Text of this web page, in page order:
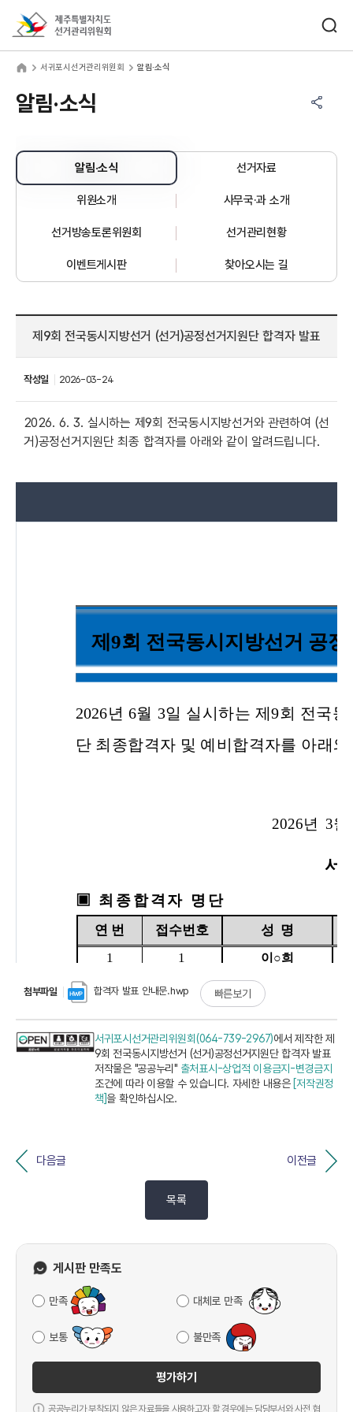
서귀포시선거관리위원회 알림·소식
알림·소식
알림·소식 선거자료
위원소개 사무국·과 소개
선거방송토론위원회 선거관리현황
이벤트게시판 찾아오시는 길
제9회 전국동시지방선거 (선거)공정선거지원단 합격자 발표
작성일 2026-03-24
2026. 6. 3. 실시하는 제9회 전국동시지방선거와 관련하여 (선
거 )공정선거지원단 최종 합격자를 아래와 같이 알려드립니다.
첨부파일 합격자 발표 안내문.hwp 빠른보기
서귀포시선거관리위원회(064-739-2967)에서 제작한 제
9회 전국동시지방선거 (선거)공정선거지원단 합격자 발표
저작물은 "공공누리" 출처표시-상업적 이용금지-변경금지
조건에 따라 이용할 수 있습니다. 자세한 내용은 [저작권정
책]을 확인하십시오.
다음글 이전글
목록
게시판 만족도
만족 대체로 만족
보통 불만족
평가하기
공공누리가 부착되지 않은 자료들을 사용하고자 할 경우에는 담당부서와 사전 협